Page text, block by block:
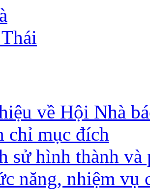
về Hội Nhà
chỉ mục đích
sử hình thành và
năng, nhiệm vụ